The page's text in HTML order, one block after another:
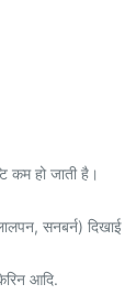
कम हो जाती है।
सनबर्न) दिखाई
आदि.